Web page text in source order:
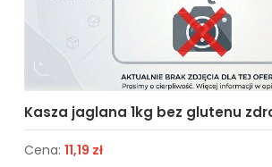
Kasza jaglana 1kg bez glutenu
Cena: 11,19 zł